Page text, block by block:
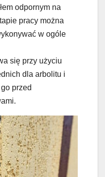
odpornym na
pracy można
w ogóle
się przy użyciu
dla arbolitu i
przed